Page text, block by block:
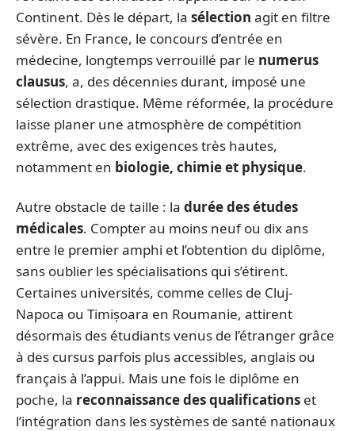
Continent. Dès le départ, la sélection agit en filtre
sévère. En France, le concours d’entrée en
médecine, longtemps verrouillé par le numerus
clausus, a, des décennies durant, imposé une
sélection drastique. Même réformée, la procédure
laisse planer une atmosphère de compétition
extrême, avec des exigences très hautes,
notamment en biologie, chimie et physique.
Autre obstacle de taille : la durée des études
médicales. Compter au moins neuf ou dix ans
entre le premier amphi et l’obtention du diplôme,
sans oublier les spécialisations qui s’étirent.
Certaines universités, comme celles de Cluj-
Napoca ou Timișoara en Roumanie, attirent
désormais des étudiants venus de l’étranger grâce
à des cursus parfois plus accessibles, anglais ou
français à l’appui. Mais une fois le diplôme en
poche, la reconnaissance des qualifications et
l’intégration dans les systèmes de santé nationaux